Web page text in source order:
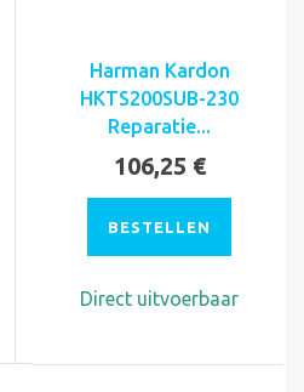
Harman Kardon
HKTS200SUB-230
Reparatie...
106,25 €
BESTELLEN
Direct uitvoerbaar